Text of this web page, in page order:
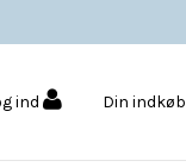
ind Din